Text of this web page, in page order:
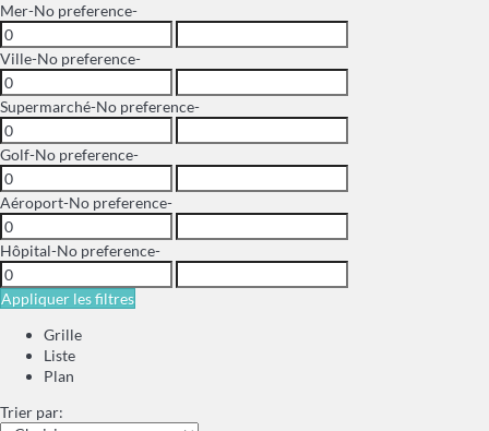
Mer-No preference-
Ville-No preference-
Supermarché-No preference-
Golf-No preference-
Aéroport-No preference-
Hôpital-No preference-
Appliquer les filtres
Grille
Liste
Plan
Trier par: